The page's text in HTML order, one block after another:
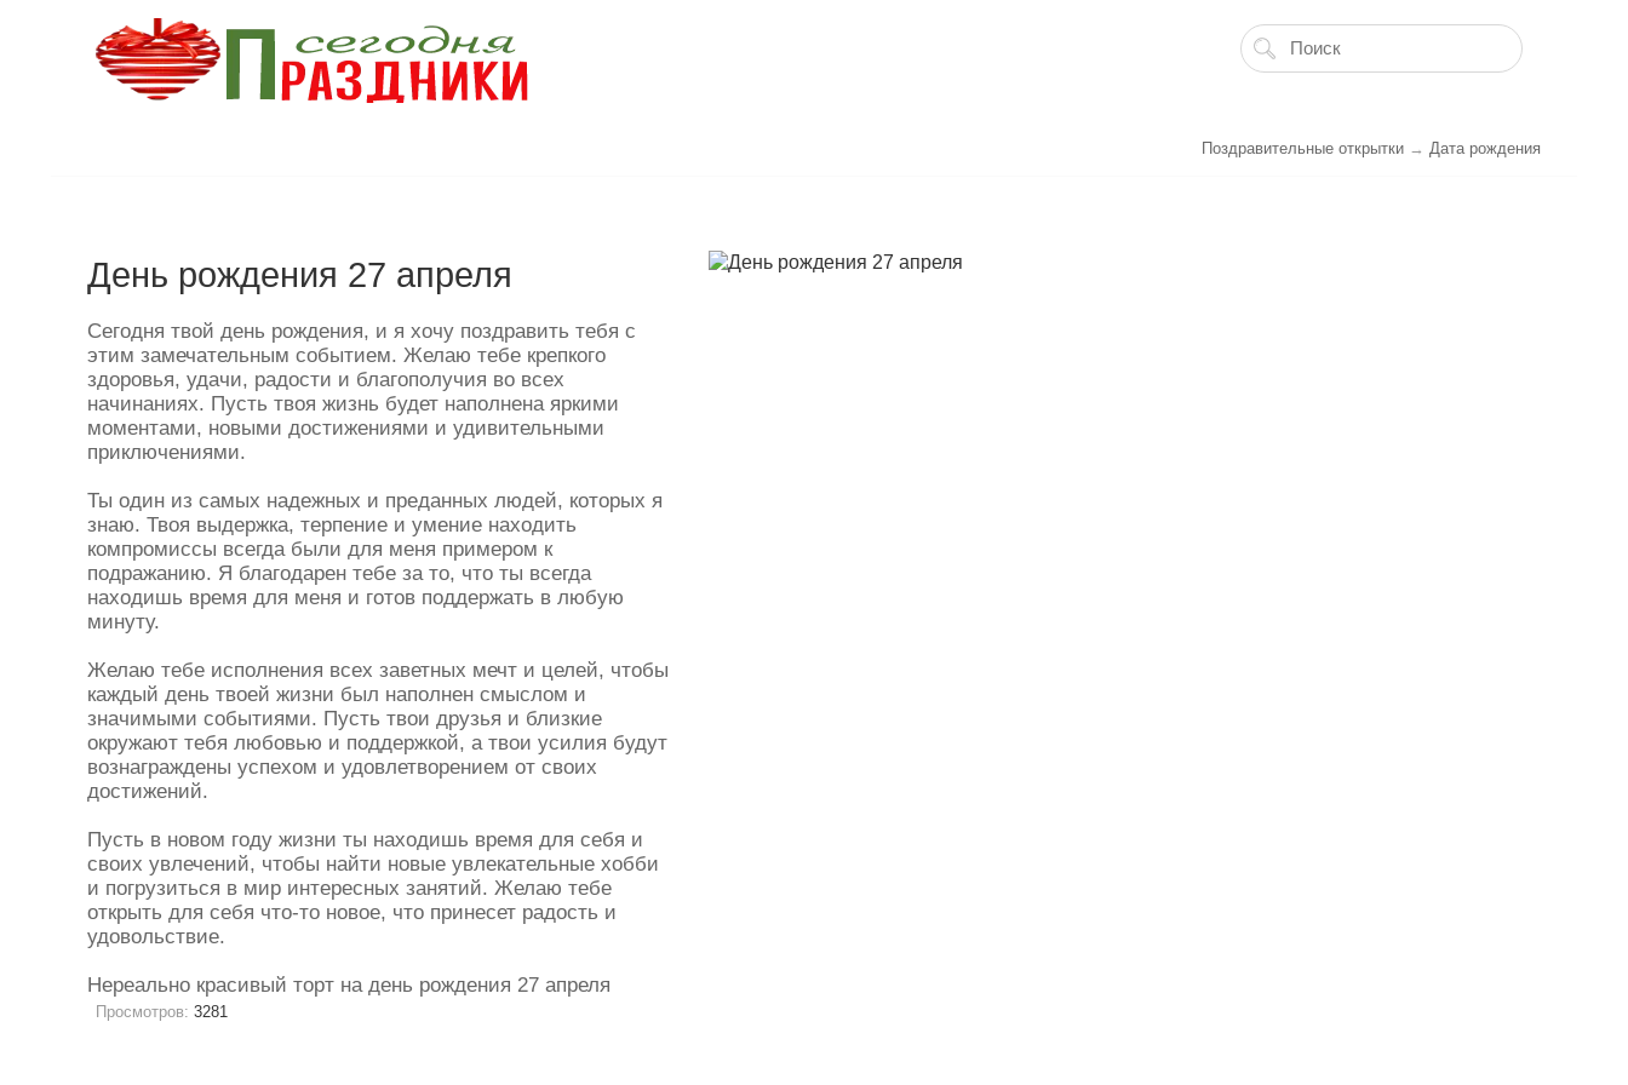
Поздравительные открытки → Дата рождения
День рождения 27 апреля
Сегодня твой день рождения, и я хочу поздравить тебя с
этим замечательным событием. Желаю тебе крепкого
здоровья, удачи, радости и благополучия во всех
начинаниях. Пусть твоя жизнь будет наполнена яркими
моментами, новыми достижениями и удивительными
приключениями.
Ты один из самых надежных и преданных людей, которых я
знаю. Твоя выдержка, терпение и умение находить
компромиссы всегда были для меня примером к
подражанию. Я благодарен тебе за то, что ты всегда
находишь время для меня и готов поддержать в любую
минуту.
Желаю тебе исполнения всех заветных мечт и целей, чтобы
каждый день твоей жизни был наполнен смыслом и
значимыми событиями. Пусть твои друзья и близкие
окружают тебя любовью и поддержкой, а твои усилия будут
вознаграждены успехом и удовлетворением от своих
достижений.
Пусть в новом году жизни ты находишь время для себя и
своих увлечений, чтобы найти новые увлекательные хобби
и погрузиться в мир интересных занятий. Желаю тебе
открыть для себя что-то новое, что принесет радость и
удовольствие.
Нереально красивый торт на день рождения 27 апреля
Просмотров: 3281